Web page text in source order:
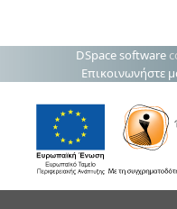
DSpace software
Επικοινωνήστε